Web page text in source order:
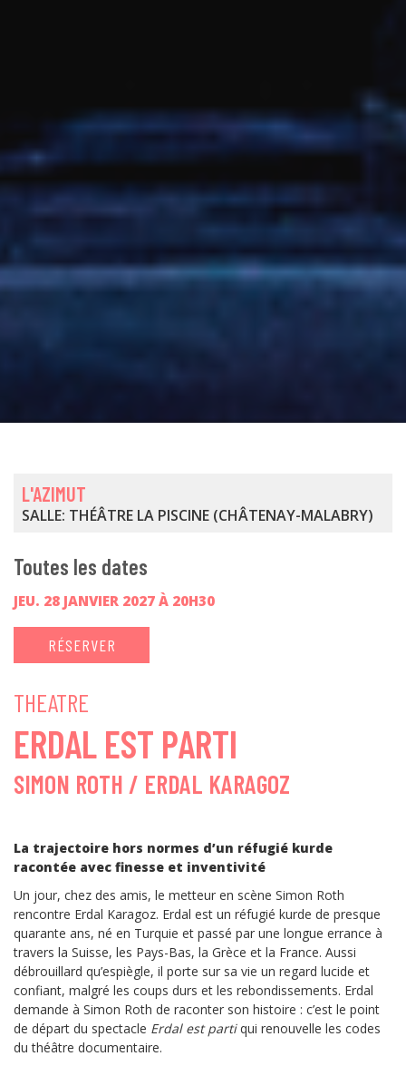
L'AZIMUT
SALLE: THÉÂTRE LA PISCINE (CHÂTENAY-MALABRY)
Toutes les dates
JEU. 28 JANVIER 2027 À 20H30
RÉSERVER
THEATRE
ERDAL EST PARTI
SIMON ROTH / ERDAL KARAGOZ
La trajectoire hors normes d’un réfugié kurde
racontée avec finesse et inventivité
Un jour, chez des amis, le metteur en scène Simon Roth
rencontre Erdal Karagoz. Erdal est un réfugié kurde de presque
quarante ans, né en Turquie et passé par une longue errance à
travers la Suisse, les Pays-Bas, la Grèce et la France. Aussi
débrouillard qu’espiègle, il porte sur sa vie un regard lucide et
confiant, malgré les coups durs et les rebondissements. Erdal
demande à Simon Roth de raconter son histoire : c’est le point
de départ du spectacle Erdal est partiqui renouvelle les codes
du théâtre documentaire.